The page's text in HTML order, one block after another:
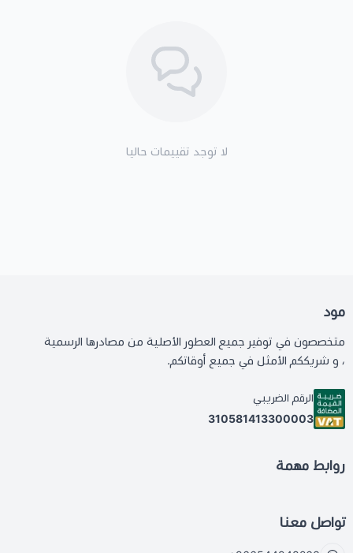
لا توجد تقييمات حاليا
مود
متخصصون في توفير جميع العطور الأصلية من مصادرها الرسمية
، و شريككم الأمثل في جميع أوقاتكم.
الرقم الضريبي
310581413300003
روابط مهمة
تواصل معنا